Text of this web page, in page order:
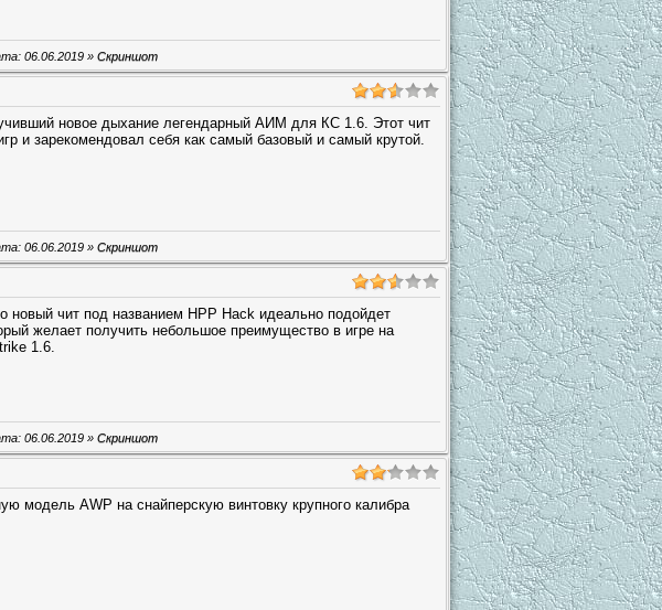
06.06.2019 » Скриншот
новое дыхание легендарный АИМ для КС 1.6. Этот чит
и зарекомендовал себя как самый базовый и самый крутой.
06.06.2019 » Скриншот
новый чит под названием HPP Hack идеально подойдет
желает получить небольшое преимущество в игре на
1.6.
06.06.2019 » Скриншот
модель AWP на снайперскую винтовку крупного калибра